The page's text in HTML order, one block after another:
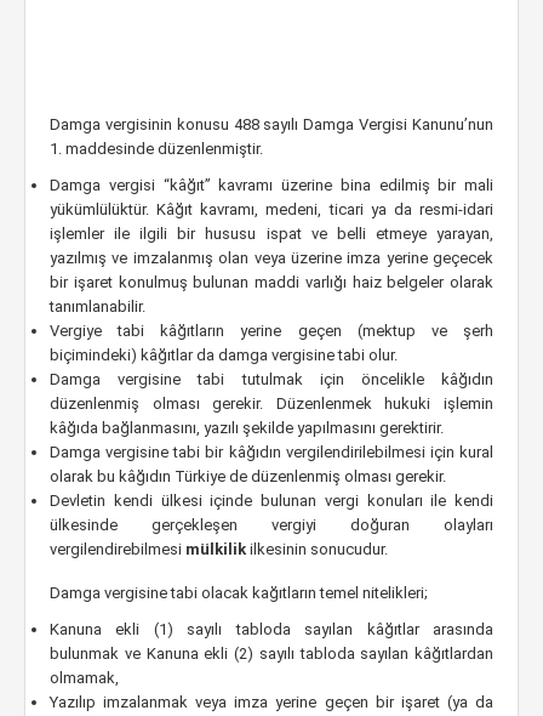
Damga vergisinin konusu 488 sayılı Damga Vergisi Kanunu’nun
1. maddesinde düzenlenmiştir.
Damga vergisi “kâğıt” kavramı üzerine bina edilmiş bir mali
yükümlülüktür. Kâğıt kavramı, medeni, ticari ya da resmi-idari
işlemler ile ilgili bir hususu ispat ve belli etmeye yarayan,
yazılmış ve imzalanmış olan veya üzerine imza yerine geçecek
bir işaret konulmuş bulunan maddi varlığı haiz belgeler olarak
tanımlanabilir.
Vergiye tabi kâğıtların yerine geçen (mektup ve şerh
biçimindeki) kâğıtlar da damga vergisine tabi olur.
Damga vergisine tabi tutulmak için öncelikle kâğıdın
düzenlenmiş olması gerekir. Düzenlenmek hukuki işlemin
kâğıda bağlanmasını, yazılı şekilde yapılmasını gerektirir.
Damga vergisine tabi bir kâğıdın vergilendirilebilmesi için kural
olarak bu kâğıdın Türkiye de düzenlenmiş olması gerekir.
Devletin kendi ülkesi içinde bulunan vergi konuları ile kendi
ülkesinde gerçekleşen vergiyi doğuran olayları
vergilendirebilmesi mülkilik ilkesinin sonucudur.
Damga vergisine tabi olacak kağıtların temel nitelikleri;
Kanuna ekli (1) sayılı tabloda sayılan kâğıtlar arasında
bulunmak ve Kanuna ekli (2) sayılı tabloda sayılan kâğıtlardan
olmamak,
Yazılıp imzalanmak veya imza yerine geçen bir işaret (ya da